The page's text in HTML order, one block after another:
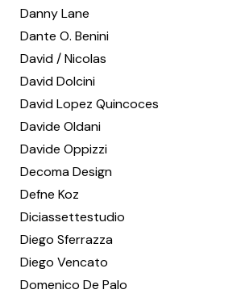
Danny Lane
Dante O. Benini
David / Nicolas
David Dolcini
David Lopez Quincoces
Davide Oldani
Davide Oppizzi
Decoma Design
Defne Koz
Diciassettestudio
Diego Sferrazza
Diego Vencato
Domenico De Palo